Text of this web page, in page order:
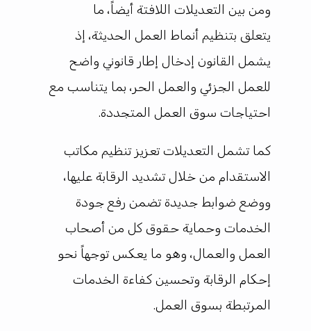
ومن بين التعديلات اللافتة أيضاً، ما
يتعلق بتنظيم أنماط العمل الحديثة، إذ
يشمل القانون إدخال إطار قانوني واضح
للعمل الجزئي والعمل الحر، بما يتناسب مع
احتياجات سوق العمل المتجددة.
كما تشمل التعديلات تعزيز تنظيم مكاتب
الاستقدام من خلال تشديد الرقابة عليها،
ووضع ضوابط جديدة تضمن رفع جودة
الخدمات وحماية حقوق كل من أصحاب
العمل والعمال، وهو ما يعكس توجهاً نحو
إحكام الرقابة وتحسين كفاءة الخدمات
المرتبطة بسوق العمل.